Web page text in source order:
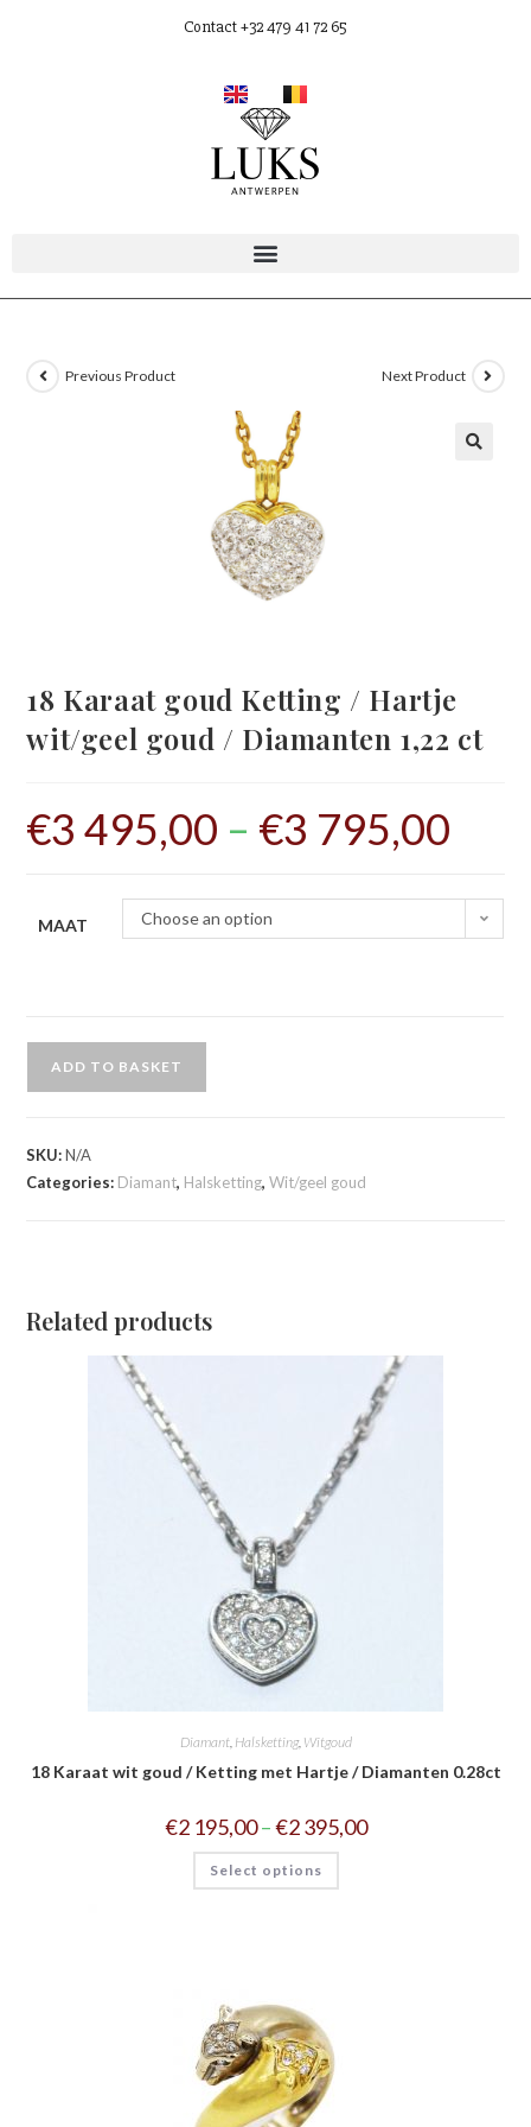
Contact +32 479 41 72 65
Previous Product Next Product
18 Karaat goud Ketting / Hartje
wit/geel goud / Diamanten 1,22 ct
€3 495,00 – €3 795,00
MAAT Choose an option
ADD TO BASKET
SKU:N/A
Categories: Diamant, Halsketting,Wit/geel goud
Related products
Diamant, Halsketting, Witgoud
18 Karaat wit goud / Ketting met Hartje / Diamanten 0.28ct
€2 195,00 –€2 395,00
Select options